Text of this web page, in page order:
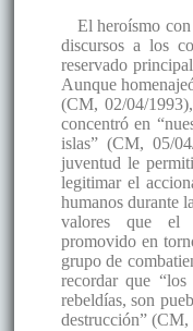
El heroísmo
discursos a los
reservado
Aunque
(CM, 02/04/
concentró en
islas” (CM, 05/
juventud le
legitimar el
humanos durante
valores que el
promovido en
grupo de
recordar que
rebeldías, son
destrucción” (CM,